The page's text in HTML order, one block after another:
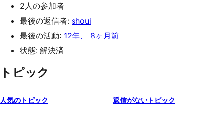
2人の参加者
最後の返信者: shoui
最後の活動: 12年、 8ヶ月前
状態: 解決済
トピック
人気のトピック 返信がないトピック